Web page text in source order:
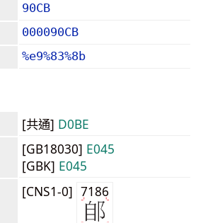
90CB
000090CB
%e9%83%8b
[共通] D0BE
[GB18030] E045
[GBK] E045
[CNS1-0] 7186